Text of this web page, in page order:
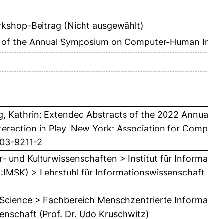
Beitrag (Nicht ausgewählt)
the Annual Symposium on Computer-Human
Kathrin: Extended Abstracts of the 2022
in Play. New York: Association for
9211-2
und Kulturwissenschaften > Institut für
> Lehrstuhl für Informationswissenschaft
> Fachbereich Menschzentrierte
(Prof. Dr. Udo Kruschwitz)